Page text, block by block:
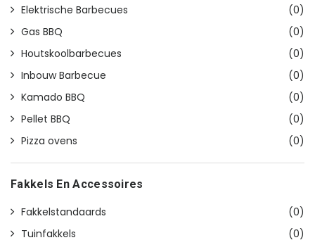
Elektrische Barbecues
(0)
Gas BBQ
(0)
Houtskoolbarbecues
(0)
Inbouw Barbecue
(0)
Kamado BBQ
(0)
Pellet BBQ
(0)
Pizza ovens
(0)
Fakkels En Accessoires
Fakkelstandaards
(0)
Tuinfakkels
(0)